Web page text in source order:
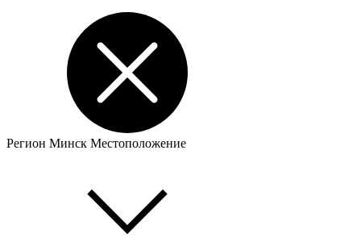
Регион Минск Местоположение